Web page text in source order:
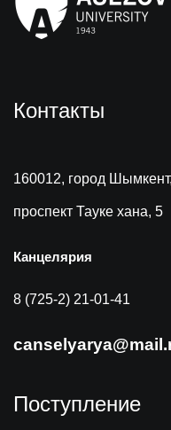
Контакты
160012, город Шымкент,
проспект Тауке хана, 5
Канцелярия
8 (725-2) 21-01-41
Поступление